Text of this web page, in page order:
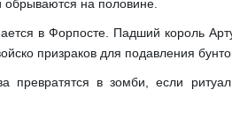
на половине.
в Форпосте. Падший король
призраков для подавления
превратятся в зомби, если